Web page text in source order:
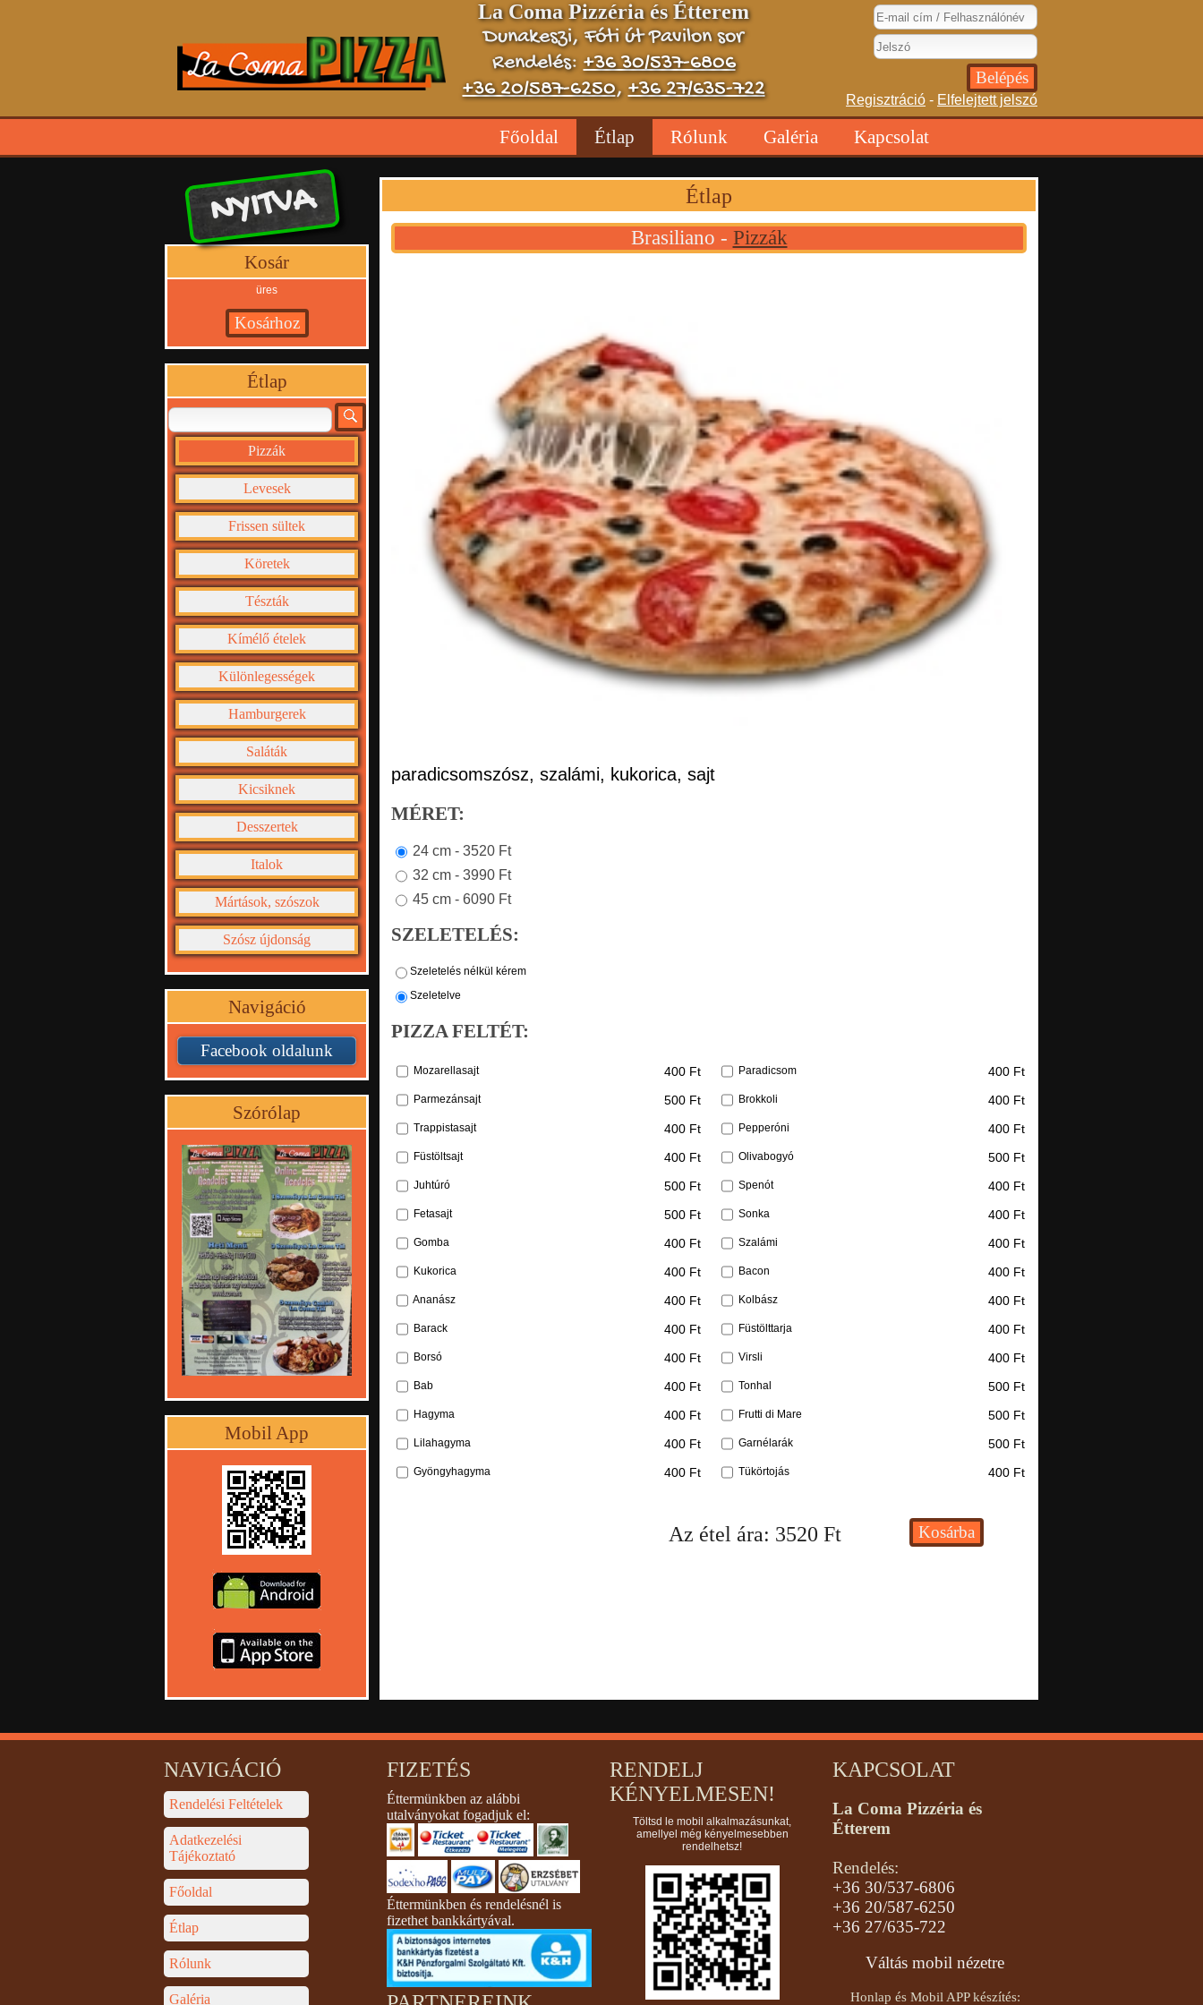
La Coma Pizzéria és Étterem
Dunakeszi, Fóti út Pavilon sor
Rendelés:+36 30/537-6806
+36 20/587-6250,+36 27/635-722 Regisztráció - Elfelejtett jelszó
Főoldal Étlap Rólunk Galéria Kapcsolat
NYITVA
Kosár
üres
Étlap
Pizzák
Levesek
Frissen sültek
Köretek
Tészták
Kímélő ételek
Különlegességek
Hamburgerek
Saláták
Kicsiknek
Desszertek
Italok
Mártások, szószok
Szósz újdonság
Navigáció
Facebook oldalunk
Szórólap
Mobil App
Étlap
Brasiliano - Pizzák
paradicsomszósz, szalámi, kukorica, sajt
MÉRET:
24 cm - 3520 Ft
32 cm - 3990 Ft
45 cm - 6090 Ft
SZELETELÉS:
Szeletelés nélkül kérem
Szeletelve
PIZZA FELTÉT:
Mozarellasajt 400 Ft
Parmezánsajt 500 Ft
Trappistasajt 400 Ft
Füstöltsajt 400 Ft
Juhtúró 500 Ft
Fetasajt 500 Ft
Gomba 400 Ft
Kukorica 400 Ft
Ananász 400 Ft
Barack 400 Ft
Borsó 400 Ft
Bab 400 Ft
Hagyma 400 Ft
Lilahagyma 400 Ft
Gyöngyhagyma 400 Ft
Paradicsom 400 Ft
Brokkoli 400 Ft
Pepperóni 400 Ft
Olivabogyó 500 Ft
Spenót 400 Ft
Sonka 400 Ft
Szalámi 400 Ft
Bacon 400 Ft
Kolbász 400 Ft
Füstölttarja 400 Ft
Virsli 400 Ft
Tonhal 500 Ft
Frutti di Mare 500 Ft
Garnélarák 500 Ft
Tükörtojás 400 Ft
Az étel ára: 3520 Ft
NAVIGÁCIÓ
Rendelési Feltételek
Adatkezelési
Tájékoztató
Főoldal
Étlap
Rólunk
Galéria
FIZETÉS
Éttermünkben az alábbi
utalványokat fogadjuk el:
Éttermünkben és rendelésnél is
fizethet bankkártyával.
RENDELJ
KÉNYELMESEN!
Töltsd le mobil alkalmazásunkat,
amellyel még kényelmesebben
rendelhetsz!
KAPCSOLAT
La Coma Pizzéria és
Étterem
Rendelés:
+36 30/537-6806
+36 20/587-6250
+36 27/635-722
Váltás mobil nézetre
Honlap és Mobil APP készítés: